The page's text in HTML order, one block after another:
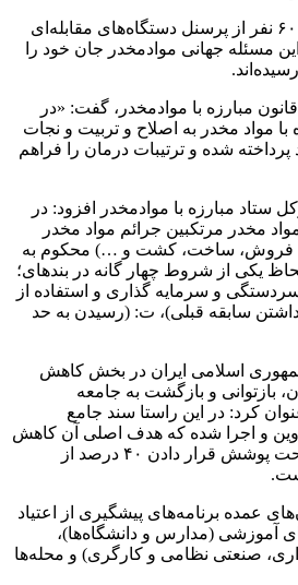
وی افزود: متأسفانه حدود ۶۰ نفر از پرسنل دستگاه‌های مقابله‌ای
مسئله جهانی موادمخدر جان خود را
مبارزه با موادمخدر، گفت: «در
مبارزه با مواد مخدر به اصلاح و تربیت و نجات
پرداخته شده و ترتیبات درمان را فراهم
ستاد مبارزه با موادمخدر افزود: در
با مواد مخدر مرتکبین جرائم مواد مخدر
فروش، ساخت، کشت و …) محکوم به
یکی از شروط چهار گانه در بندهای؛
و سرمایه گذاری و استفاده از
سابقه قبلی)، ت: (رسیدن به حد
اسلامی ایران در بخش کاهش
بازتوانی و بازگشت به جامعه
کرد: در این راستا سند جامع
تدوین و اجرا شده که هدف اصلی آن کاهش
نرخ بروز اعتیاد از طریق تحت پوشش قرار دادن ۴۰ درصد از
عمده برنامه‌های پیشگیری از اعتیاد
آموزشی (مدارس و دانشگاه‌ها)،
صنعتی نظامی و کارگری) و محله‌ها